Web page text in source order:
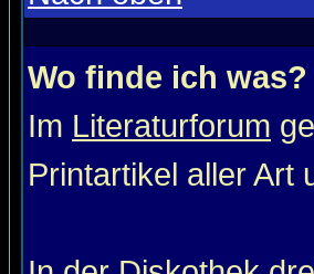
Wo finde ich was?
Im Literaturforum
Printartikel aller Art